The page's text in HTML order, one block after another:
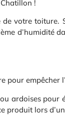
!
votre toiture.
d’humidité
empêcher
pour
produit lors